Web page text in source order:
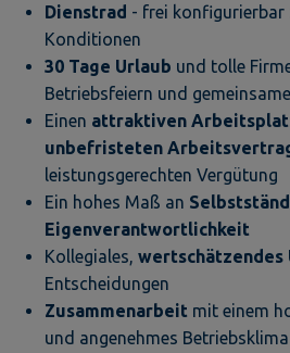
Dienstrad - frei konfigurierbar
Konditionen
30 Tage Urlaub und tolle
Betriebsfeiern und
Einen attraktiven
unbefristeten
leistungsgerechten Vergütung
Ein hohes Maß an
Eigenverantwortlichkeit
Kollegiales, wertschätzendes
Entscheidungen
Zusammenarbeit mit einem
und angenehmes